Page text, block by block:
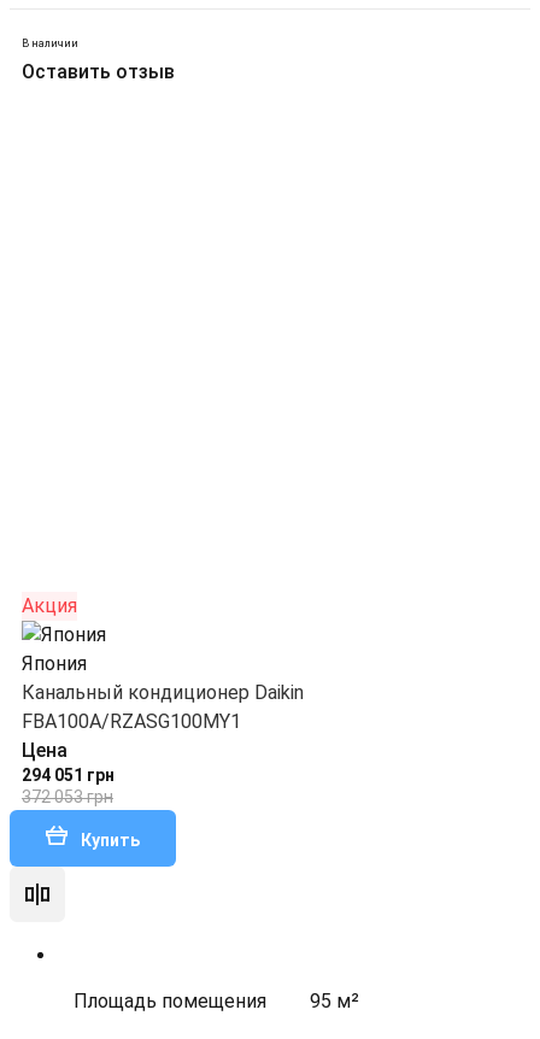
В наличии
Оставить отзыв
Акция
Япония
Канальный кондиционер Daikin
FBA100A/RZASG100MY1
Цена
294 051 грн
372 053 грн
Купить
Площадь помещения 95 м²